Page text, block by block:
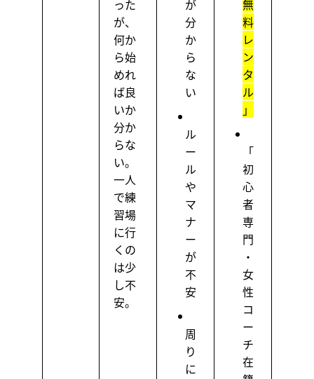
った
が、
何か
ら始
めれ
ば良
いか
分か
らな
い。
一人
で練
習場
に行
くの
は少
し不
安。
が
分
か
ら
な
い
ル
ー
ル
や
マ
ナ
ー
が
不
安
周
り
に
無
料
レ
ン
タ
ル
」
「
初
心
者
専
門
・
女
性
コ
ー
チ
在